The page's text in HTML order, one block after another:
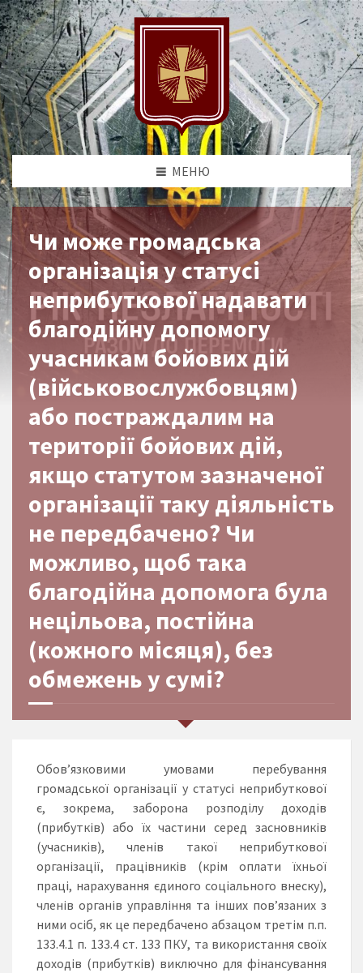
МЕНЮ
Чи може громадська
організація у статусі
неприбуткової надавати
благодійну допомогу
учасникам бойових дій
(військовослужбовцям)
або постраждалим на
території бойових дій,
якщо статутом зазначеної
організації таку діяльність
не передбачено? Чи
можливо, щоб така
благодійна допомога була
нецільова, постійна
(кожного місяця), без
обмежень у сумі?
Обов’язковими умовами перебування
громадської організації у статусі неприбуткової
є, зокрема, заборона розподілу доходів
(прибутків) або їх частини серед засновників
(учасників), членів такої неприбуткової
організації, працівників (крім оплати їхньої
праці, нарахування єдиного соціального внеску),
членів органів управління та інших пов’язаних з
ними осіб, як це передбачено абзацом третім п.п.
133.4.1 п. 133.4 ст. 133 ПКУ, та використання своїх
доходів (прибутків) виключно для фінансування